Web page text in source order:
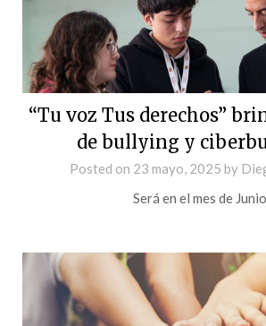
“Tu voz Tus derechos”
de bullying y
Posted on 23 mayo, 2025 by
Será en el mes de Junio